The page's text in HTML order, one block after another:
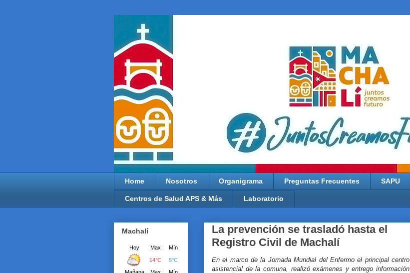
Home Nosotros Organigrama Preguntas Frecuentes SAPU
Centros de Salud APS & Más Laboratorio
La prevención se trasladó hasta el
Registro Civil de Machalí
En el marco de la Jornada Mundial del Enfermo el principal centro
asistencial de la comuna, realizó exámenes y entrego información
Machalí